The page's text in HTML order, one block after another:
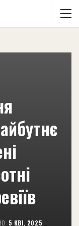
5 КВІ, 2025